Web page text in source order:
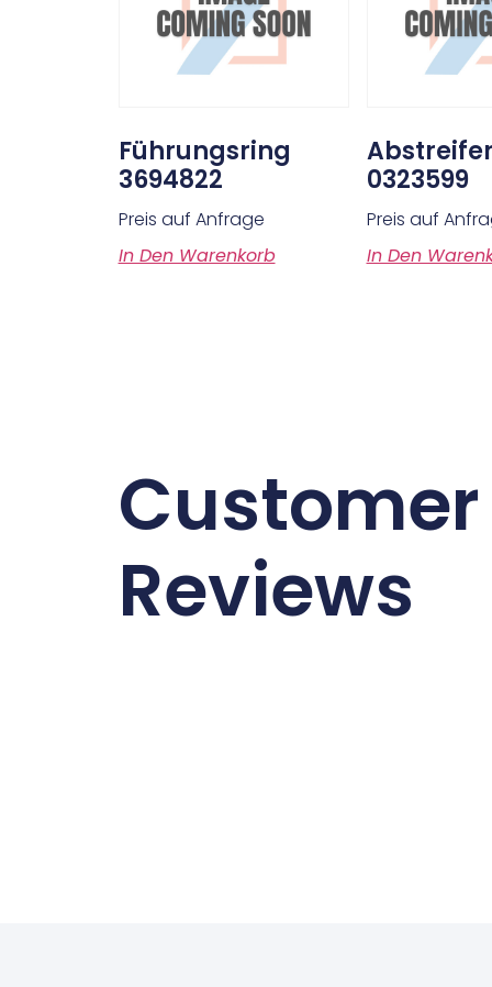
Führungsring
3694822
Preis auf Anfrage
In Den Warenkorb
0323599
Preis auf
In Den
Customer
Reviews